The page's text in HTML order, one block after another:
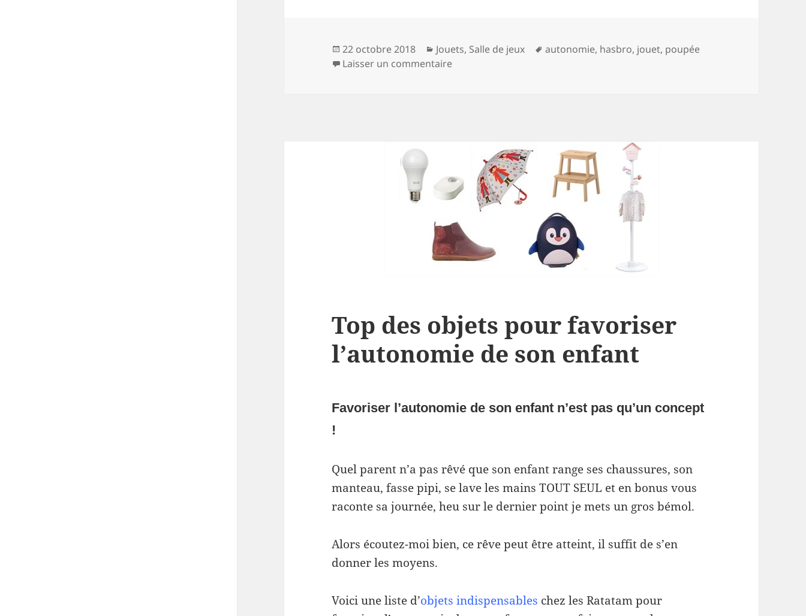
Publié
le
22 octobre 2018 Catégories
Jouets, Salle de jeux
Mots-
autonomie, hasbro, jouet, poupée
Laisser un commentairesur Avis et Test de la poupée HASBRO
Top des objets pour favoriser
l’autonomie de son enfant
Favoriser l’autonomie de son enfant n’est pas qu’un concept
!
Quel parent n’a pas rêvé que son enfant range ses chaussures, son
manteau, fasse pipi, se lave les mains TOUT SEUL et en bonus vous
raconte sa journée, heu sur le dernier point je mets un gros bémol.
Alors écoutez-moi bien, ce rêve peut être atteint, il suffit de s’en
donner les moyens.
Voici une liste d’objets indispensables chez les Ratatam pour